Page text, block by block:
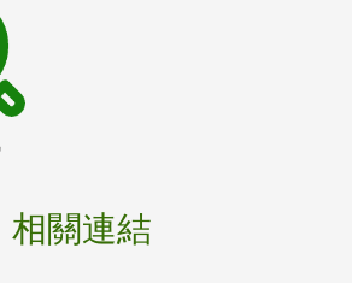
相關連結